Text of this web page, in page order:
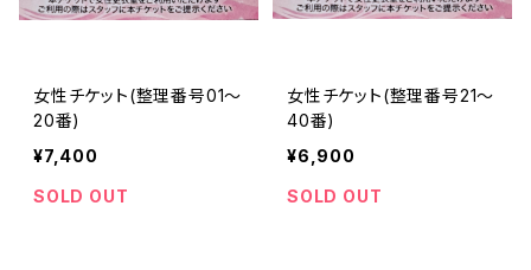
女性チケット(整理番号01～
20番)
¥7,400
SOLD OUT
女性チケット(整理番号21～
40番)
¥6,900
SOLD OUT